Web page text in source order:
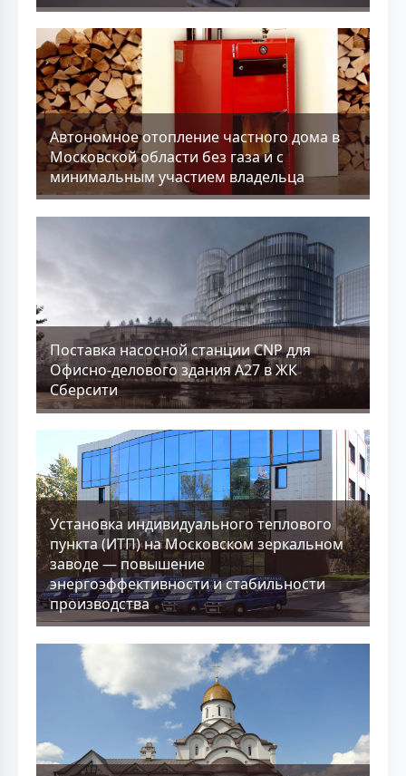
Aвтономное отопление частного дома в
Московской области без газа и с
минимальным участием владельца
Поставка насосной станции CNP для
Офисно-делового здания А27 в ЖК
Сберсити
Установка индивидуального теплового
пункта (ИТП) на Московском зеркальном
заводе — повышение
энергоэффективности и стабильности
производства